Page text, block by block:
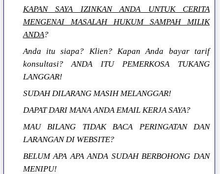
KAPAN SAYA IZINKAN ANDA UNTUK CERITA
MENGENAI MASALAH HUKUM SAMPAH MILIK
ANDA?
Anda itu siapa? Klien? Kapan Anda bayar tarif
konsultasi? ANDA ITU PEMERKOSA TUKANG
LANGGAR!
SUDAH DILARANG MASIH MELANGGAR!
DAPAT DARI MANA ANDA EMAIL KERJA SAYA?
MAU BILANG TIDAK BACA PERINGATAN DAN
LARANGAN DI WEBSITE?
BELUM APA APA ANDA SUDAH BERBOHONG DAN
MENIPU!